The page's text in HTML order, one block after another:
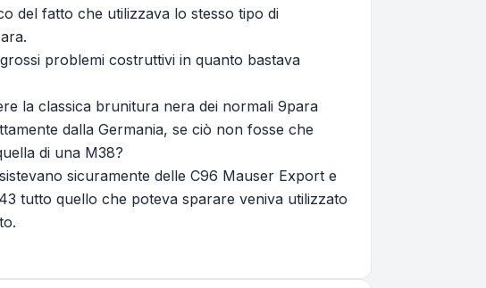
del fatto che utilizzava lo stesso tipo di
problemi costruttivi in quanto bastava
la classica brunitura nera dei normali 9para
dalla Germania, se ciò non fosse che
di una M38?
sicuramente delle C96 Mauser Export e
tutto quello che poteva sparare veniva utilizzato